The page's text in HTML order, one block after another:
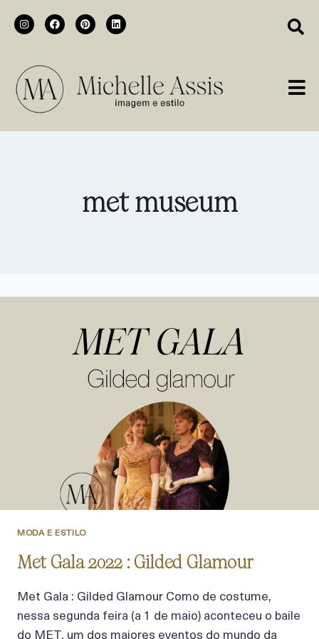
met museum
MODA E ESTILO
Met Gala 2022 : Gilded Glamour
Met Gala : Gilded Glamour Como de costume,
nessa segunda feira (a 1 de maio) aconteceu o baile
do MET, um dos maiores eventos do mundo da